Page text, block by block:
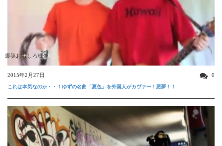
爆笑おもしろ映像
2015年2月27日 0
これは本気なのか・・！ゆずの名曲「夏色」を外国人がカヴァー！悪夢！！